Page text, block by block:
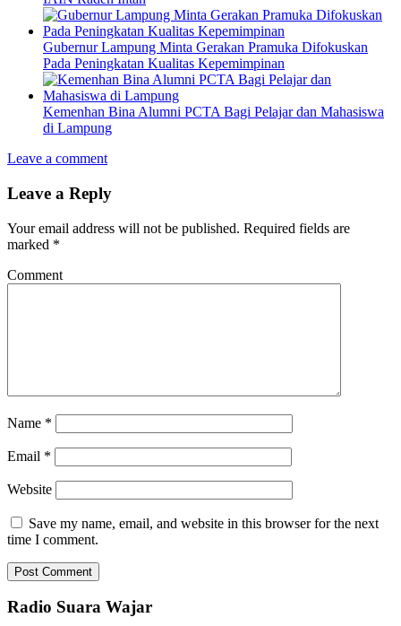
Gubernur Lampung Minta Gerakan Pramuka Difokuskan
Pada Peningkatan Kualitas Kepemimpinan
Kemenhan Bina Alumni PCTA Bagi Pelajar dan Mahasiswa
di Lampung
Leave a comment
Leave a Reply
Your email address will not be published. Required fields are
marked *
Comment
Name *
Email *
Website
Save my name, email, and website in this browser for the next
time I comment.
Radio Suara Wajar